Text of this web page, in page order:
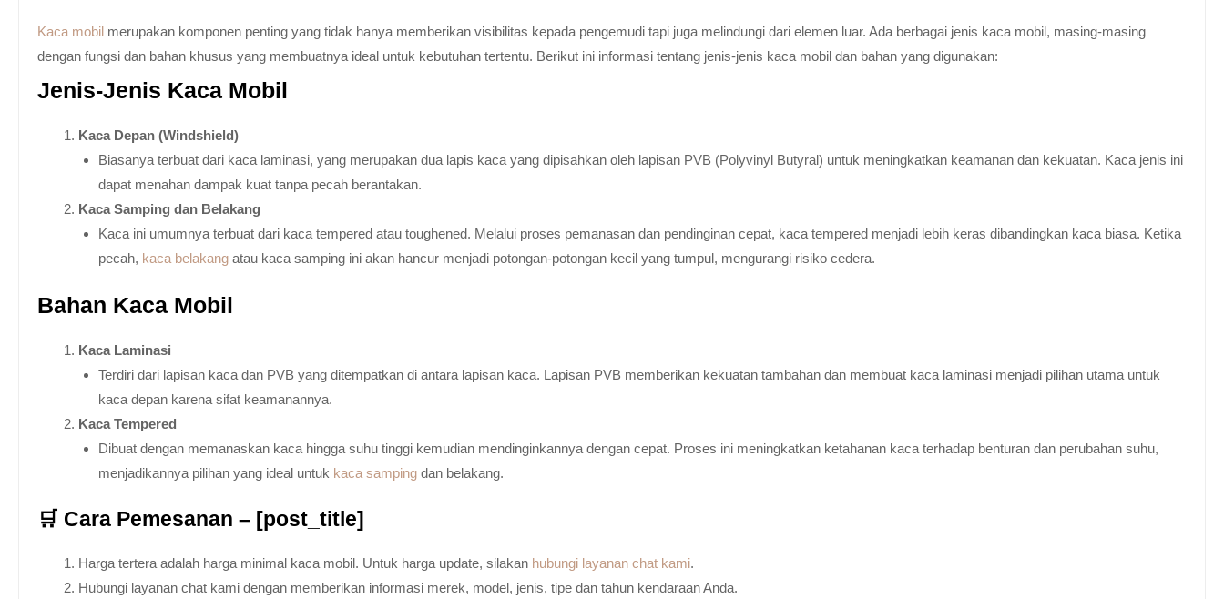
Kaca mobilmerupakan komponen penting yang tidak hanya memberikan visibilitas kepada pengemudi tapi juga melindungi dari elemen luar. Ada berbagai jenis kaca mobil, masing-masing
dengan fungsi dan bahan khusus yang membuatnya ideal untuk kebutuhan tertentu. Berikut ini informasi tentang jenis-jenis kaca mobil dan bahan yang digunakan:
Jenis-Jenis Kaca Mobil
Kaca Depan (Windshield)
Biasanya terbuat dari kaca laminasi, yang merupakan dua lapis kaca yang dipisahkan oleh lapisan PVB (Polyvinyl Butyral) untuk meningkatkan keamanan dan kekuatan. Kaca jenis ini
dapat menahan dampak kuat tanpa pecah berantakan.
Kaca Samping dan Belakang
Kaca ini umumnya terbuat dari kaca tempered atau toughened. Melalui proses pemanasan dan pendinginan cepat, kaca tempered menjadi lebih keras dibandingkan kaca biasa. Ketika
pecah, kaca belakang atau kaca samping ini akan hancur menjadi potongan-potongan kecil yang tumpul, mengurangi risiko cedera.
Bahan Kaca Mobil
Kaca Laminasi
Terdiri dari lapisan kaca dan PVB yang ditempatkan di antara lapisan kaca. Lapisan PVB memberikan kekuatan tambahan dan membuat kaca laminasi menjadi pilihan utama untuk
kaca depan karena sifat keamanannya.
Kaca Tempered
Dibuat dengan memanaskan kaca hingga suhu tinggi kemudian mendinginkannya dengan cepat. Proses ini meningkatkan ketahanan kaca terhadap benturan dan perubahan suhu,
menjadikannya pilihan yang ideal untuk kaca samping dan belakang.
🛒 Cara Pemesanan – [post_title]
Harga tertera adalah harga minimal kaca mobil. Untuk harga update, silakan hubungi layanan chat kami.
Hubungi layanan chat kami dengan memberikan informasi merek, model, jenis, tipe dan tahun kendaraan Anda.